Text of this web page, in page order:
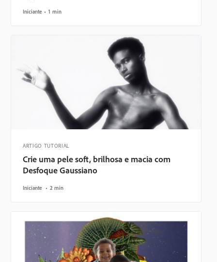
Iniciante 1 min
ARTIGO TUTORIAL
Crie uma pele soft, brilhosa e macia com
Desfoque Gaussiano
Iniciante 2 min